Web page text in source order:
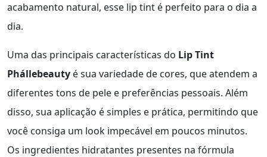
acabamento natural, esse lip tint é perfeito para o dia a
dia.
Uma das principais características do Lip Tint
Phállebeauty é sua variedade de cores, que atendem a
diferentes tons de pele e preferências pessoais. Além
disso, sua aplicação é simples e prática, permitindo que
você consiga um look impecável em poucos minutos.
Os ingredientes hidratantes presentes na fórmula